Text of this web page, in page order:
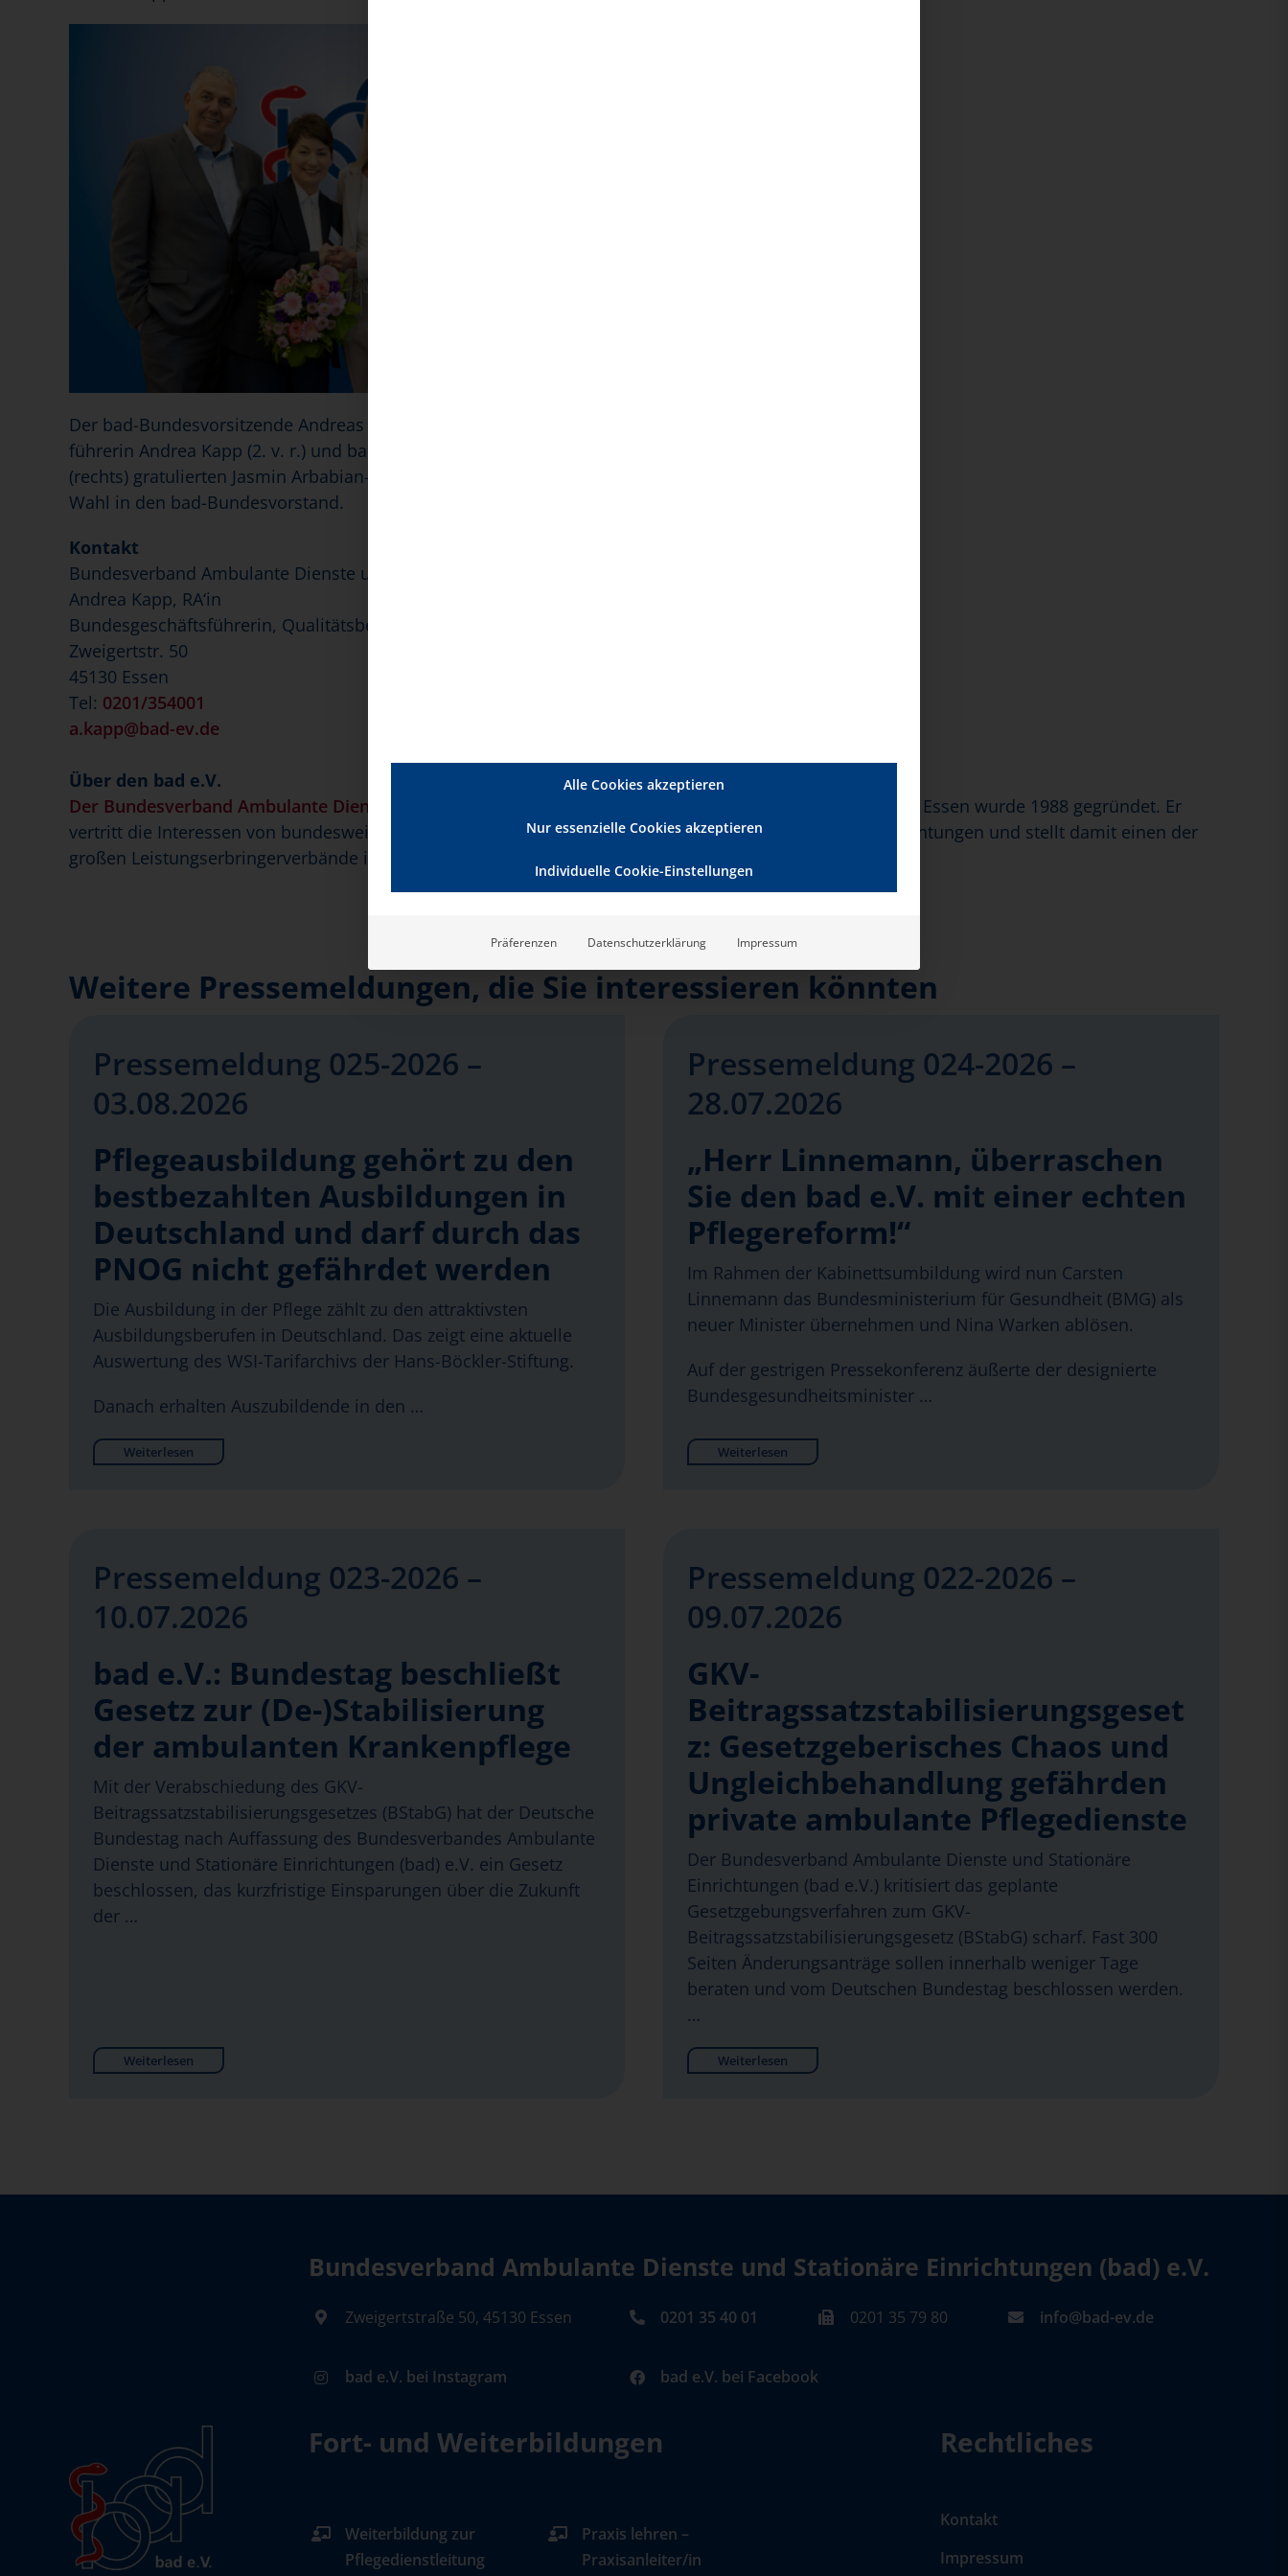
Der bad-Bundesvorsitzende Andreas Kern (links), bad-Bundesgeschäfts-
führerin Andrea Kapp (2. v. r.) und bad-Schatzmeister Torsten Möller
(rechts) gratulierten Jasmin Arbabian-Vogel (2. v. li.) zur einstimmigen
Wahl in den bad-Bundesvorstand.
Kontakt
Bundesverband Ambulante Dienste und Stationäre Einrichtungen (bad) e.V.
Andrea Kapp, RA‘in
Bundesgeschäftsführerin, Qualitätsbeauftragte (TÜV)
Zweigertstr. 50
45130 Essen
Tel: 0201/354001
a.kapp@bad-ev.de
Über den bad e.V.
Der Bundesverband Ambulante Dienste und Stationäre Einrichtungen (bad) e.V.
mit seinem Hauptsitz in Essen wurde 1988 gegründet. Er
vertritt die Interessen von bundesweit mehr als 1.500 zumeist privat geführten Pflegediensten und -einrichtungen und stellt damit einen der
großen Leistungserbringerverbände in der Wachstumsbranche Pflege und Betreuung dar.
Weitere Pressemeldungen, die Sie interessieren könnten
Pressemeldung 025-2026 –
03.08.2026
Pflegeausbildung gehört zu den
bestbezahlten Ausbildungen in
Deutschland und darf durch das
PNOG nicht gefährdet werden
Die Ausbildung in der Pflege zählt zu den attraktivsten
Ausbildungsberufen in Deutschland. Das zeigt eine aktuelle
Auswertung des WSI-Tarifarchivs der Hans-Böckler-Stiftung.
Danach erhalten Auszubildende in den …
Weiterlesen
Pressemeldung 024-2026 –
28.07.2026
„Herr Linnemann, überraschen
Sie den bad e.V. mit einer echten
Pflegereform!“
Im Rahmen der Kabinettsumbildung wird nun Carsten
Linnemann das Bundesministerium für Gesundheit (BMG) als
neuer Minister übernehmen und Nina Warken ablösen.
Auf der gestrigen Pressekonferenz äußerte der designierte
Bundesgesundheitsminister …
Weiterlesen
Pressemeldung 023-2026 –
10.07.2026
bad e.V.: Bundestag beschließt
Gesetz zur (De-)Stabilisierung
der ambulanten Krankenpflege
Mit der Verabschiedung des GKV-
Beitragssatzstabilisierungsgesetzes (BStabG) hat der Deutsche
Bundestag nach Auffassung des Bundesverbandes Ambulante
Dienste und Stationäre Einrichtungen (bad) e.V. ein Gesetz
beschlossen, das kurzfristige Einsparungen über die Zukunft
der …
Weiterlesen
Pressemeldung 022-2026 –
09.07.2026
GKV-
Beitragssatzstabilisierungsgeset
z: Gesetzgeberisches Chaos und
Ungleichbehandlung gefährden
private ambulante Pflegedienste
Der Bundesverband Ambulante Dienste und Stationäre
Einrichtungen (bad e.V.) kritisiert das geplante
Gesetzgebungsverfahren zum GKV-
Beitragssatzstabilisierungsgesetz (BStabG) scharf. Fast 300
Seiten Änderungsanträge sollen innerhalb weniger Tage
beraten und vom Deutschen Bundestag beschlossen werden.
…
Weiterlesen
Bundesverband Ambulante Dienste und Stationäre Einrichtungen (bad) e.V.
Zweigertstraße 50, 45130 Essen 0201 35 40 01 0201 35 79 80 info@bad-ev.de
bad e.V. bei Instagram bad e.V. bei Facebook
Fort- und Weiterbildungen Rechtliches
Weiterbildung zur
Pflegedienstleitung
Praxis lehren –
Praxisanleiter/in
Kontakt
Impressum
Alle Cookies akzeptieren
Nur essenzielle Cookies akzeptieren
Individuelle Cookie-Einstellungen
Präferenzen Datenschutzerklärung Impressum